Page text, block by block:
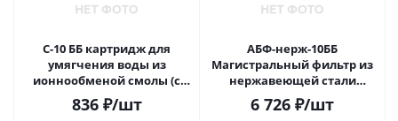
С-10 ББ картридж для
умягчения воды из
ионнообменой смолы (с
возможностью
регенарации)
836₽/шт
АБФ-нерж-10ББ
Магистральный фильтр из
нержавеющей стали
подключение 1 дюйм
6 726 ₽/шт